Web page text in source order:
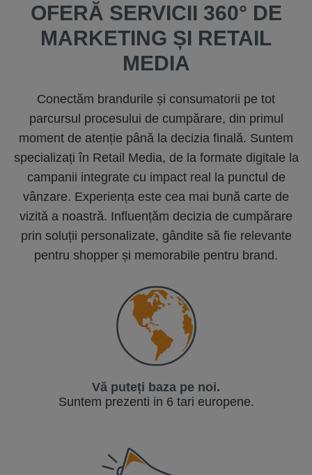
OFERĂ SERVICII 360° DE
MARKETING ȘI RETAIL
MEDIA
Conectăm brandurile și consumatorii pe tot
parcursul procesului de cumpărare, din primul
moment de atenție până la decizia finală. Suntem
specializați în Retail Media, de la formate digitale la
campanii integrate cu impact real la punctul de
vânzare. Experiența este cea mai bună carte de
vizită a noastră. Influențăm decizia de cumpărare
prin soluții personalizate, gândite să fie relevante
pentru shopper și memorabile pentru brand.
Vă puteți baza pe noi.
Suntem prezenti in 6 tari europene.